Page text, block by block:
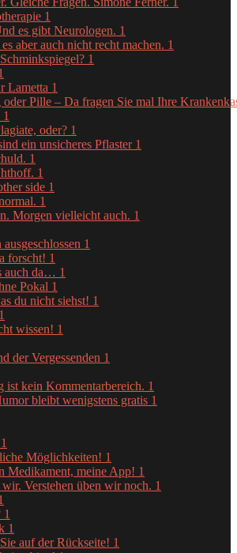
1
es gibt Neurologen. 1
aber auch nicht recht machen. 1
1
Lametta 1
oder Pille – Da fragen Sie mal Ihre
1
oder? 1
ein unsicheres Pflaster 1
1
1
side 1
1
Morgen vielleicht auch. 1
1
forscht! 1
auch da… 1
Pokal 1
du nicht siehst! 1
1
wissen! 1
der Vergessenden 1
ist kein Kommentarbereich. 1
bleibt wenigstens gratis 1
1
Möglichkeiten! 1
Medikament, meine App! 1
Verstehen üben wir noch. 1
1
1
auf der Rückseite! 1